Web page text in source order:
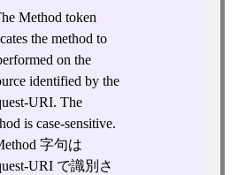
Method token
the method to
on the
identified by the
URI. The
is case-sensitive.
字句は
URI で識別さ